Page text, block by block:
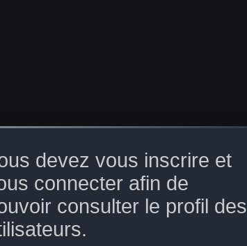
devez vous inscrire et
connecter afin de
consulter le profil des